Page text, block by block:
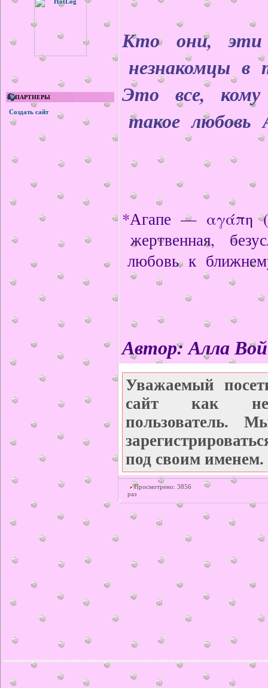
ПАРТНЕРЫ
Создать сайт
Кто они, эти
незнакомцы в
Это все, кому
такое
*Агапе — αγάπη
жертвенная,
любовь к
Автор: Алла
Уважаемый
сайт как
пользователь.
под своим именем.
Просмотрено: 3856
раз
©